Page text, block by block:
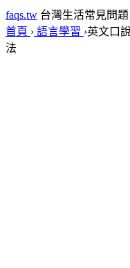
faqs.tw 台灣生活常見問題
首頁 › 語言學習 ›英文口
法